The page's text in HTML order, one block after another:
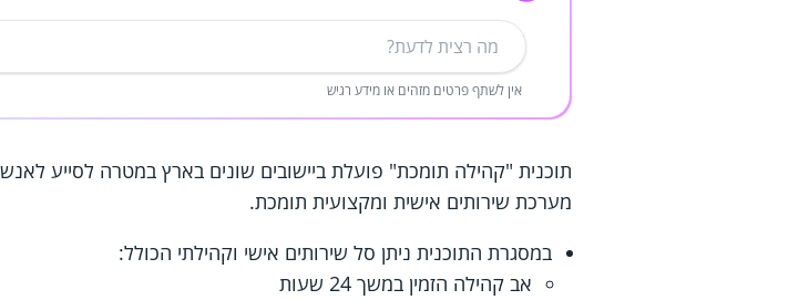
אין לשתף פרטים מזהים או מידע רגיש
תוכנית "קהילה תומכת" פועלת ביישובים שונים בארץ במטרה לסייע
מערכת שירותים אישית ומקצועית תומכת.
במסגרת התוכנית ניתן סל שירותים אישי וקהילתי הכולל:
אב קהילה הזמין במשך 24 שעות